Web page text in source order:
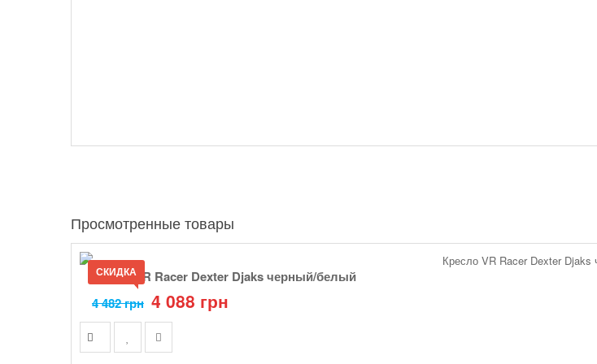
Просмотренные товары
СКИДКА
Кресло VR Racer Dexter Djaks черный/белый
4 482 грн 4 088 грн